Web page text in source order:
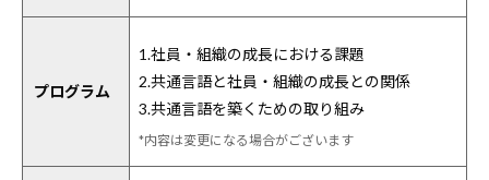
プログラム
1.社員・組織の成長における課題
2.共通言語と社員・組織の成長との関係
3.共通言語を築くための取り組み
*内容は変更になる場合がございます